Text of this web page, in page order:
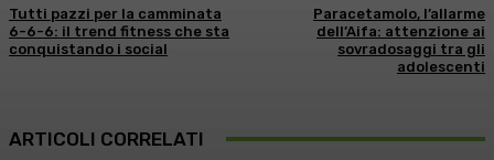
Tutti pazzi per la camminata
6-6-6: il trend fitness che sta
conquistando i social
Paracetamolo, l’allarme
dell’Aifa: attenzione ai
sovradosaggi tra gli
adolescenti
ARTICOLI CORRELATI